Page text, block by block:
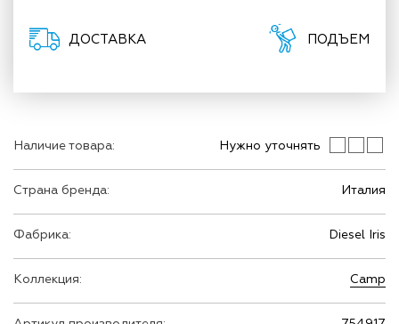
Наличие товара: Нужно уточнять
Страна бренда: Италия
Фабрика: Diesel Iris
Коллекция: Camp
ДОСТАВКА ПОДЪЕМ